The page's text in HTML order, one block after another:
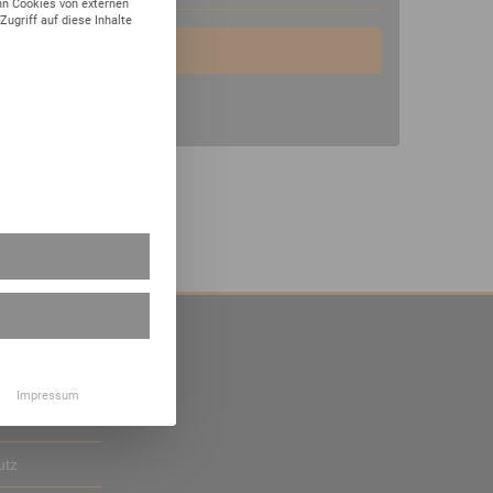
Cookies von externen
auf diese Inhalte
Impressum